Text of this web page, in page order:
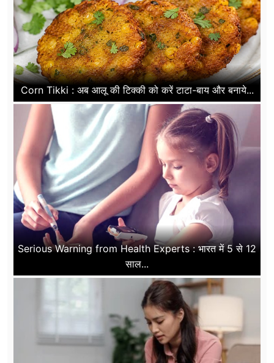
Corn Tikki : अब आलू की टिक्की को करें टाटा-बाय और बनाये...
Serious Warning from Health Experts : भारत में 5 से 12
साल...